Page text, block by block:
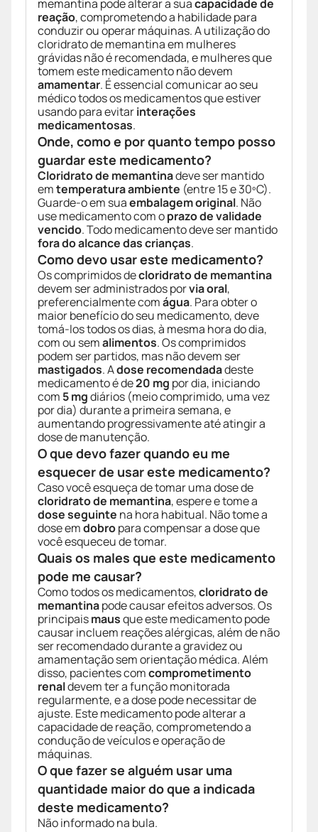
memantina pode alterar a suacapacidade de
reação, comprometendo a habilidade para
conduzir ou operar máquinas. A utilização do
cloridrato de memantina em mulheres
grávidas não é recomendada, e mulheres que
tomem este medicamento não devem
amamentar. É essencial comunicar ao seu
médico todos os medicamentos que estiver
usando para evitarinterações
medicamentosas.
Onde, como e por quanto tempo posso
guardar este medicamento?
Cloridrato de memantinadeve ser mantido
emtemperatura ambiente (entre 15 e 30ºC).
Guarde-o em suaembalagem original. Não
use medicamento com oprazo de validade
vencido. Todo medicamento deve ser mantido
fora do alcance das crianças.
Como devo usar este medicamento?
Os comprimidos decloridrato de memantina
devem ser administrados porvia oral,
preferencialmente comágua. Para obter o
maior benefício do seu medicamento, deve
tomá-los todos os dias, à mesma hora do dia,
com ou semalimentos. Os comprimidos
podem ser partidos, mas não devem ser
mastigados. Adose recomendadadeste
medicamento é de20 mg por dia, iniciando
com 5 mgdiários (meio comprimido, uma vez
por dia) durante a primeira semana, e
aumentando progressivamente até atingir a
dose de manutenção.
O que devo fazer quando eu me
esquecer de usar este medicamento?
Caso você esqueça de tomar uma dose de
cloridrato de memantina, espere e tome a
dose seguinte na hora habitual. Não tome a
dose emdobropara compensar a dose que
você esqueceu de tomar.
Quais os males que este medicamento
pode me causar?
Como todos os medicamentos,cloridrato de
memantinapode causar efeitos adversos. Os
principaismausque este medicamento pode
causar incluem reações alérgicas, além de não
ser recomendado durante a gravidez ou
amamentação sem orientação médica. Além
disso, pacientes comcomprometimento
renaldevem ter a função monitorada
regularmente, e a dose pode necessitar de
ajuste. Este medicamento pode alterar a
capacidade de reação, comprometendo a
condução de veículos e operação de
máquinas.
O que fazer se alguém usar uma
quantidade maior do que a indicada
deste medicamento?
Não informado na bula.